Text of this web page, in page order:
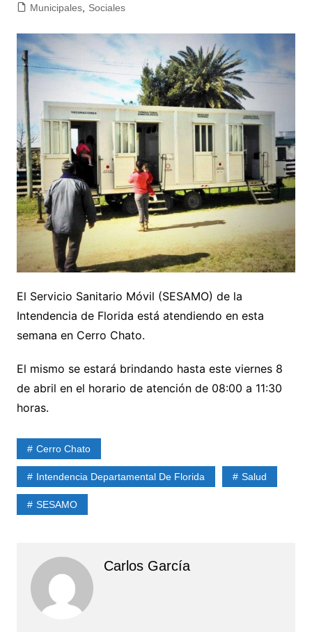
Municipales, Sociales
El Servicio Sanitario Móvil (SESAMO) de la
Intendencia de Florida está atendiendo en esta
semana en Cerro Chato.
El mismo se estará brindando hasta este viernes 8
de abril en el horario de atención de 08:00 a 11:30
horas.
Cerro Chato
Intendencia Departamental De Florida Salud
SESAMO
Carlos García